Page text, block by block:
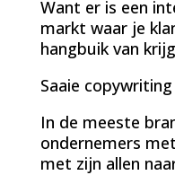
Want er is een
markt waar je
hangbuik van
Saaie
In de meeste
ondernemers
met zijn allen